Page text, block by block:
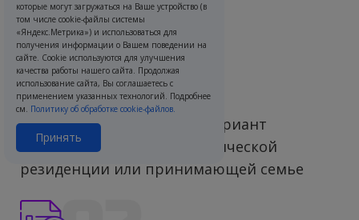
01
Проживание
Подберем оптимальный вариант
проживания в отеле, студенческой
резиденции или принимающей семье
которые могут загружаться на Ваше устройство (в
том числе cookie-файлы системы
«Яндекс.Метрика») и использоваться для
получения информации о Вашем поведении на
сайте. Cookie используются для улучшения
качества работы нашего сайта. Продолжая
использование сайта, Вы соглашаетесь с
применением указанных технологий. Подробнее
см. Политику об обработке cookie-файлов.
Принять